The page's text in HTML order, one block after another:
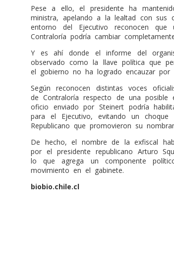
Pese a ello, el presidente ha
ministra, apelando a la lealtad con sus
entorno del Ejecutivo reconocen que
Contraloría podría cambiar
Y es ahí donde el informe del
observado como la llave política que
el gobierno no ha logrado encauzar por
Según reconocen distintas voces
de Contraloría respecto de una posible
oficio enviado por Steinert podría
para el Ejecutivo, evitando un
Republicano que promovieron su
De hecho, el nombre de la exfiscal
por el presidente republicano Arturo
lo que agrega un componente
movimiento en el gabinete.
biobio.chile.cl